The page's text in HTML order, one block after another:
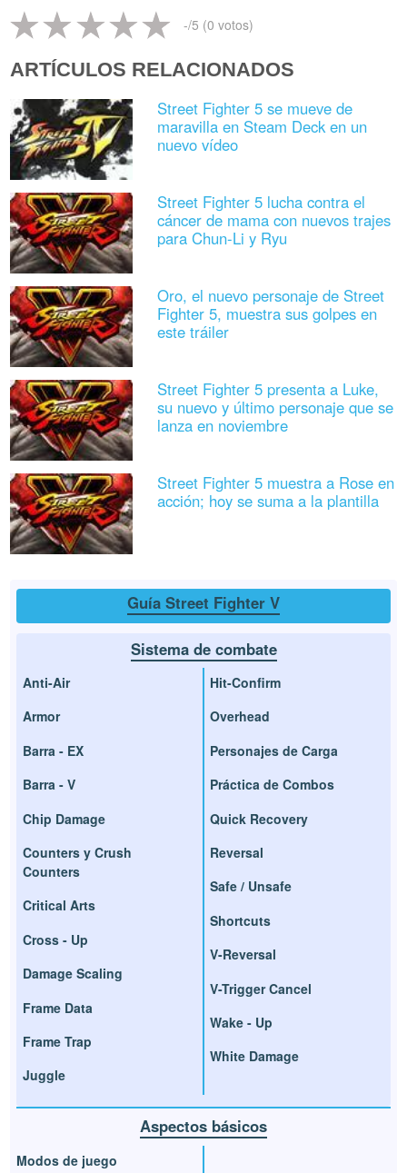
-/5 (0 votos)
ARTÍCULOS RELACIONADOS
Street Fighter 5 se mueve de
maravilla en Steam Deck en un
nuevo vídeo
Street Fighter 5 lucha contra el
cáncer de mama con nuevos trajes
para Chun-Li y Ryu
Oro, el nuevo personaje de Street
Fighter 5, muestra sus golpes en
este tráiler
Street Fighter 5 presenta a Luke,
su nuevo y último personaje que se
lanza en noviembre
Street Fighter 5 muestra a Rose en
acción; hoy se suma a la plantilla
Guía Street Fighter V
Sistema de combate
Anti-Air
Armor
Barra - EX
Barra - V
Chip Damage
Counters y Crush
Counters
Critical Arts
Cross - Up
Damage Scaling
Frame Data
Frame Trap
Juggle
Hit-Confirm
Overhead
Personajes de Carga
Práctica de Combos
Quick Recovery
Reversal
Safe / Unsafe
Shortcuts
V-Reversal
V-Trigger Cancel
Wake - Up
White Damage
Aspectos básicos
Modos de juego